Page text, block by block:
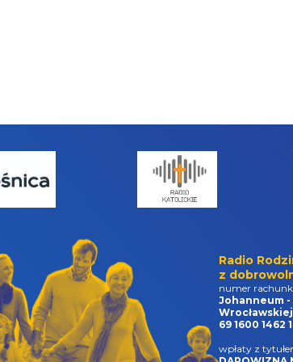
Radio
z
numer
Johanneum
Wrocławskiej
69 1600 1462
wpłaty z